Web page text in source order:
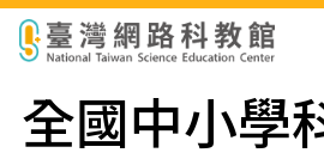
科展作品檢索
全國中小學